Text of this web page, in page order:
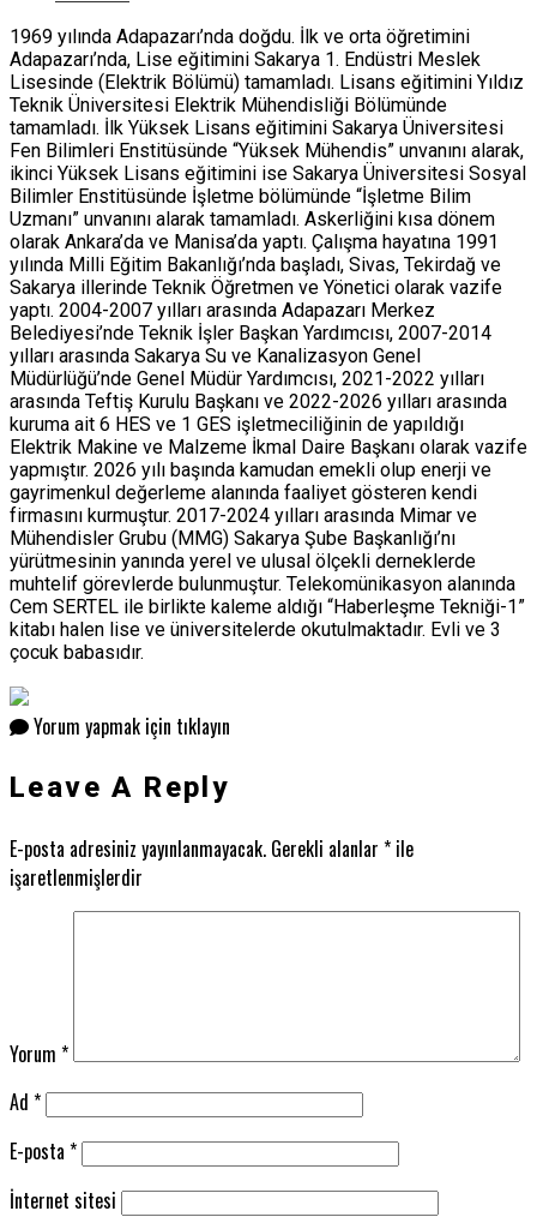
1969 yılında Adapazarı’nda doğdu. İlk ve orta öğretimini
Adapazarı’nda, Lise eğitimini Sakarya 1. Endüstri Meslek
Lisesinde (Elektrik Bölümü) tamamladı. Lisans eğitimini Yıldız
Teknik Üniversitesi Elektrik Mühendisliği Bölümünde
tamamladı. İlk Yüksek Lisans eğitimini Sakarya Üniversitesi
Fen Bilimleri Enstitüsünde “Yüksek Mühendis” unvanını alarak,
ikinci Yüksek Lisans eğitimini ise Sakarya Üniversitesi Sosyal
Bilimler Enstitüsünde İşletme bölümünde “İşletme Bilim
Uzmanı” unvanını alarak tamamladı. Askerliğini kısa dönem
olarak Ankara’da ve Manisa’da yaptı. Çalışma hayatına 1991
yılında Milli Eğitim Bakanlığı’nda başladı, Sivas, Tekirdağ ve
Sakarya illerinde Teknik Öğretmen ve Yönetici olarak vazife
yaptı. 2004-2007 yılları arasında Adapazarı Merkez
Belediyesi’nde Teknik İşler Başkan Yardımcısı, 2007-2014
yılları arasında Sakarya Su ve Kanalizasyon Genel
Müdürlüğü’nde Genel Müdür Yardımcısı, 2021-2022 yılları
arasında Teftiş Kurulu Başkanı ve 2022-2026 yılları arasında
kuruma ait 6 HES ve 1 GES işletmeciliğinin de yapıldığı
Elektrik Makine ve Malzeme İkmal Daire Başkanı olarak vazife
yapmıştır. 2026 yılı başında kamudan emekli olup enerji ve
gayrimenkul değerleme alanında faaliyet gösteren kendi
firmasını kurmuştur. 2017-2024 yılları arasında Mimar ve
Mühendisler Grubu (MMG) Sakarya Şube Başkanlığı’nı
yürütmesinin yanında yerel ve ulusal ölçekli derneklerde
muhtelif görevlerde bulunmuştur. Telekomünikasyon alanında
Cem SERTEL ile birlikte kaleme aldığı “Haberleşme Tekniği-1”
kitabı halen lise ve üniversitelerde okutulmaktadır. Evli ve 3
çocuk babasıdır.
Yorum yapmak için tıklayın
Leave A Reply
E-posta adresiniz yayınlanmayacak. Gerekli alanlar * ile
işaretlenmişlerdir
Yorum *
Ad *
E-posta *
İnternet sitesi